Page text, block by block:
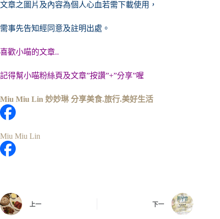
文章之圖片及內容為個人心血若需下載使用，
需事先告知經同意及註明出處。
喜歡小喵的文章..
記得幫小喵粉絲頁及文章”按讚”+”分享”喔
Miu Miu Lin 妙妙琳 分享美食.旅行.美好生活
Miu Miu Lin
上一 下一